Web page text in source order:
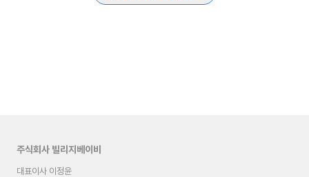
주식회사 빌리지베이비
대표이사 이정윤